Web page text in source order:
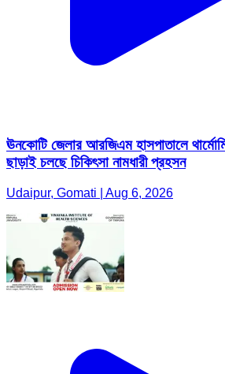
ঊনকোটি জেলার আরজিএম হাসপাতালে
ছাড়াই চলছে চিকিৎসা নামধারী প্রহসন
Udaipur, Gomati | Aug 6, 2026